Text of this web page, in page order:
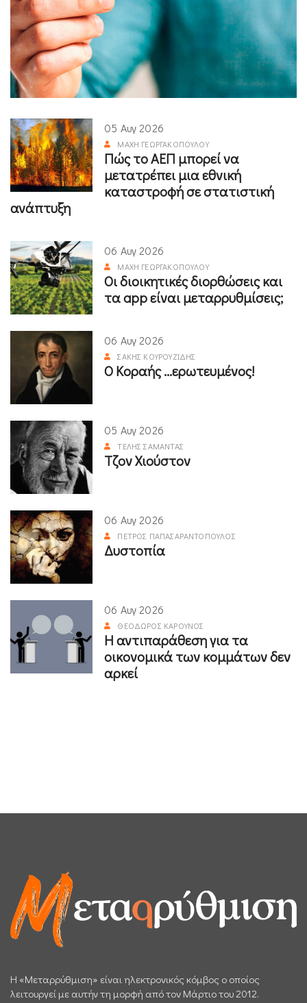
05 Αυγ 2026
ΜΆΧΗ ΓΕΩΡΓΑΚΟΠΟΎΛΟΥ
Πώς το ΑΕΠ μπορεί να
μετατρέπει μια εθνική
καταστροφή σε στατιστική
ανάπτυξη
06 Αυγ 2026
ΜΆΧΗ ΓΕΩΡΓΑΚΟΠΟΎΛΟΥ
Οι διοικητικές διορθώσεις και
τα app είναι μεταρρυθμίσεις;
06 Αυγ 2026
ΣΆΚΗΣ ΚΟΥΡΟΥΖΊΔΗΣ
Ο Κοραής ...ερωτευμένος!
05 Αυγ 2026
ΤΈΛΗΣ ΣΑΜΑΝΤΆΣ
Τζον Χιούστον
06 Αυγ 2026
ΠΈΤΡΟΣ ΠΑΠΑΣΑΡΑΝΤΌΠΟΥΛΟΣ
Δυστοπία
06 Αυγ 2026
ΘΕΌΔΩΡΟΣ ΚΑΡΟΎΝΟΣ
Η αντιπαράθεση για τα
οικονομικά των κομμάτων δεν
αρκεί
H «Μεταρρύθμιση» είναι ηλεκτρονικός κόμβος ο οποίος
λειτουργεί με αυτήν τη μορφή από τον Μάρτιο του 2012.